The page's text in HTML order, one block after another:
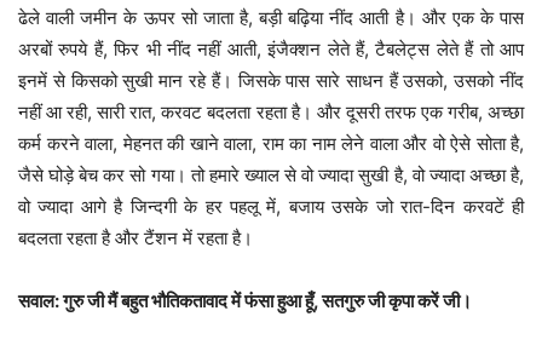
ढेले वाली जमीन के ऊपर सो जाता है, बड़ी बढ़िया नींद आती है। और एक के पास
अरबों रुपये हैं, फिर भी नींद नहीं आती, इंजैक्शन लेते हैं, टैबलेट्स लेते हैं तो आप
इनमें से किसको सुखी मान रहे हैं। जिसके पास सारे साधन हैं उसको, उसको नींद
नहीं आ रही, सारी रात, करवट बदलता रहता है। और दूसरी तरफ एक गरीब, अच्छा
कर्म करने वाला, मेहनत की खाने वाला, राम का नाम लेने वाला और वो ऐसे सोता है,
जैसे घोड़े बेच कर सो गया। तो हमारे ख्याल से वो ज्यादा सुखी है, वो ज्यादा अच्छा है,
वो ज्यादा आगे है जिन्दगी के हर पहलू में, बजाय उसके जो रात-दिन करवटें ही
बदलता रहता है और टैंशन में रहता है।
सवाल: गुरु जी मैं बहुत भौतिकतावाद में फंसा हुआ हूँ, सतगुरु जी कृपा करें जी।